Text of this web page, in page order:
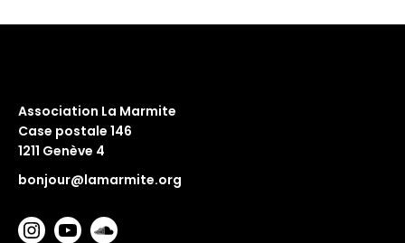
Association La Marmite
Case postale 146
1211 Genève 4
bonjour@lamarmite.org